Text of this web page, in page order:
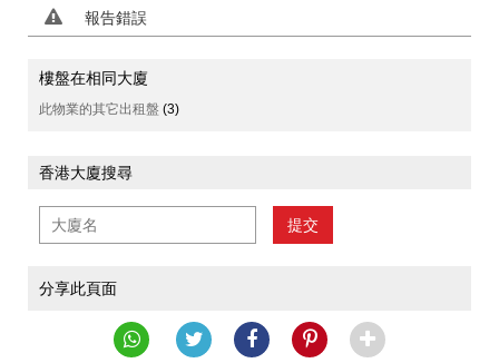
報告錯誤
樓盤在相同大廈
此物業的其它出租盤 (3)
香港大廈搜尋
提交
分享此頁面